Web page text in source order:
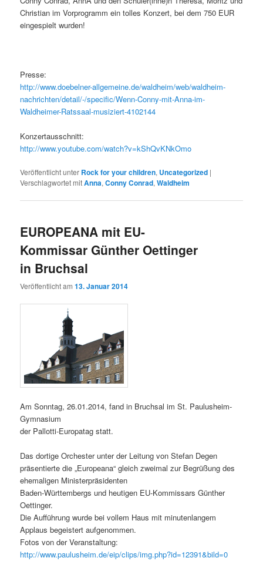
Christian im Vorprogramm ein tolles Konzert, bei dem 750 EUR
eingespielt wurden!
Presse:
http://www.doebelner-allgemeine.de/waldheim/web/waldheim-
nachrichten/detail/-/specific/Wenn-Conny-mit-Anna-im-
Waldheimer-Ratssaal-musiziert-4102144
Konzertausschnitt:
http://www.youtube.com/watch?v=kShQvKNkOmo
Veröffentlicht unter Rock for your children, Uncategorized |
Verschlagwortet mitAnna,Conny Conrad,Waldheim
EUROPEANA mit EU-
Kommissar Günther Oettinger
in Bruchsal
Veröffentlicht am13. Januar 2014
Am Sonntag, 26.01.2014, fand in Bruchsal im St. Paulusheim-
Gymnasium
der Pallotti-Europatag statt.
Das dortige Orchester unter der Leitung von Stefan Degen
präsentierte die „Europeana“ gleich zweimal zur Begrüßung des
ehemaligen Ministerpräsidenten
Baden-Württembergs und heutigen EU-Kommissars Günther
Oettinger.
Die Aufführung wurde bei vollem Haus mit minutenlangem
Applaus begeistert aufgenommen.
Fotos von der Veranstaltung:
http://www.paulusheim.de/eip/clips/img.php?id=12391&bild=0